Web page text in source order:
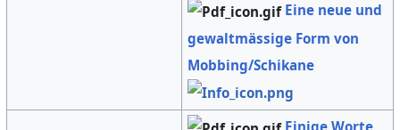
Eine neue und
gewaltmässige Form von
Mobbing/Schikane
Einige Worte